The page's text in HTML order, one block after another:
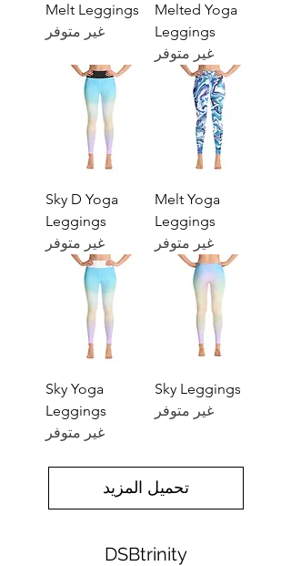
Melted Yoga
Leggings
غير متوفر
Melt Leggings
غير متوفر
Melt Yoga
Leggings
غير متوفر
Sky D Yoga
Leggings
غير متوفر
Sky Leggings
غير متوفر
Sky Yoga
Leggings
غير متوفر
تحميل المزيد
DSBtrinity